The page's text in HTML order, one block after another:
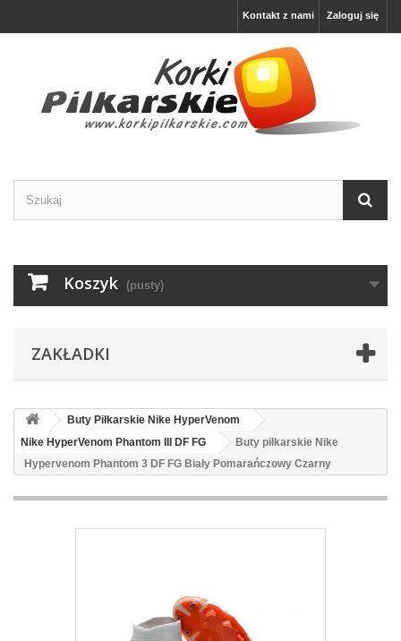
Zaloguj się
Kontakt z nami
Koszyk (pusty)
ZAKŁADKI
Buty Piłkarskie Nike HyperVenom
Nike HyperVenom Phantom III DF FG
Buty piłkarskie Nike
Hypervenom Phantom 3 DF FG Biały Pomarańczowy Czarny